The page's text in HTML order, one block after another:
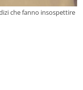
che fanno insospettire